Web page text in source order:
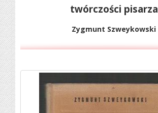
twórczości pisarza
Zygmunt Szweykowski